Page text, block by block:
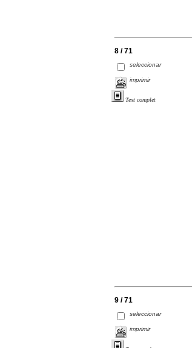
8 / 71
seleccionar
imprimir
Text complet
9 / 71
seleccionar
imprimir